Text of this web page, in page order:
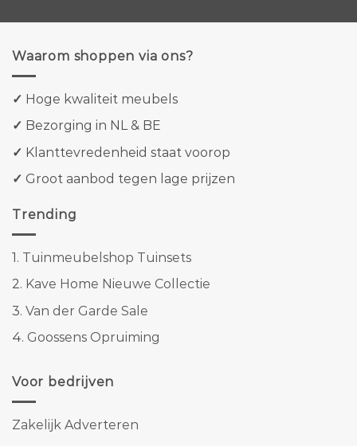
Waarom shoppen via ons?
✓ Hoge kwaliteit meubels
✓ Bezorging in NL & BE
✓ Klanttevredenheid staat voorop
✓ Groot aanbod tegen lage prijzen
Trending
1. Tuinmeubelshop Tuinsets
2. Kave Home Nieuwe Collectie
3. Van der Garde Sale
4. Goossens Opruiming
Voor bedrijven
Zakelijk Adverteren